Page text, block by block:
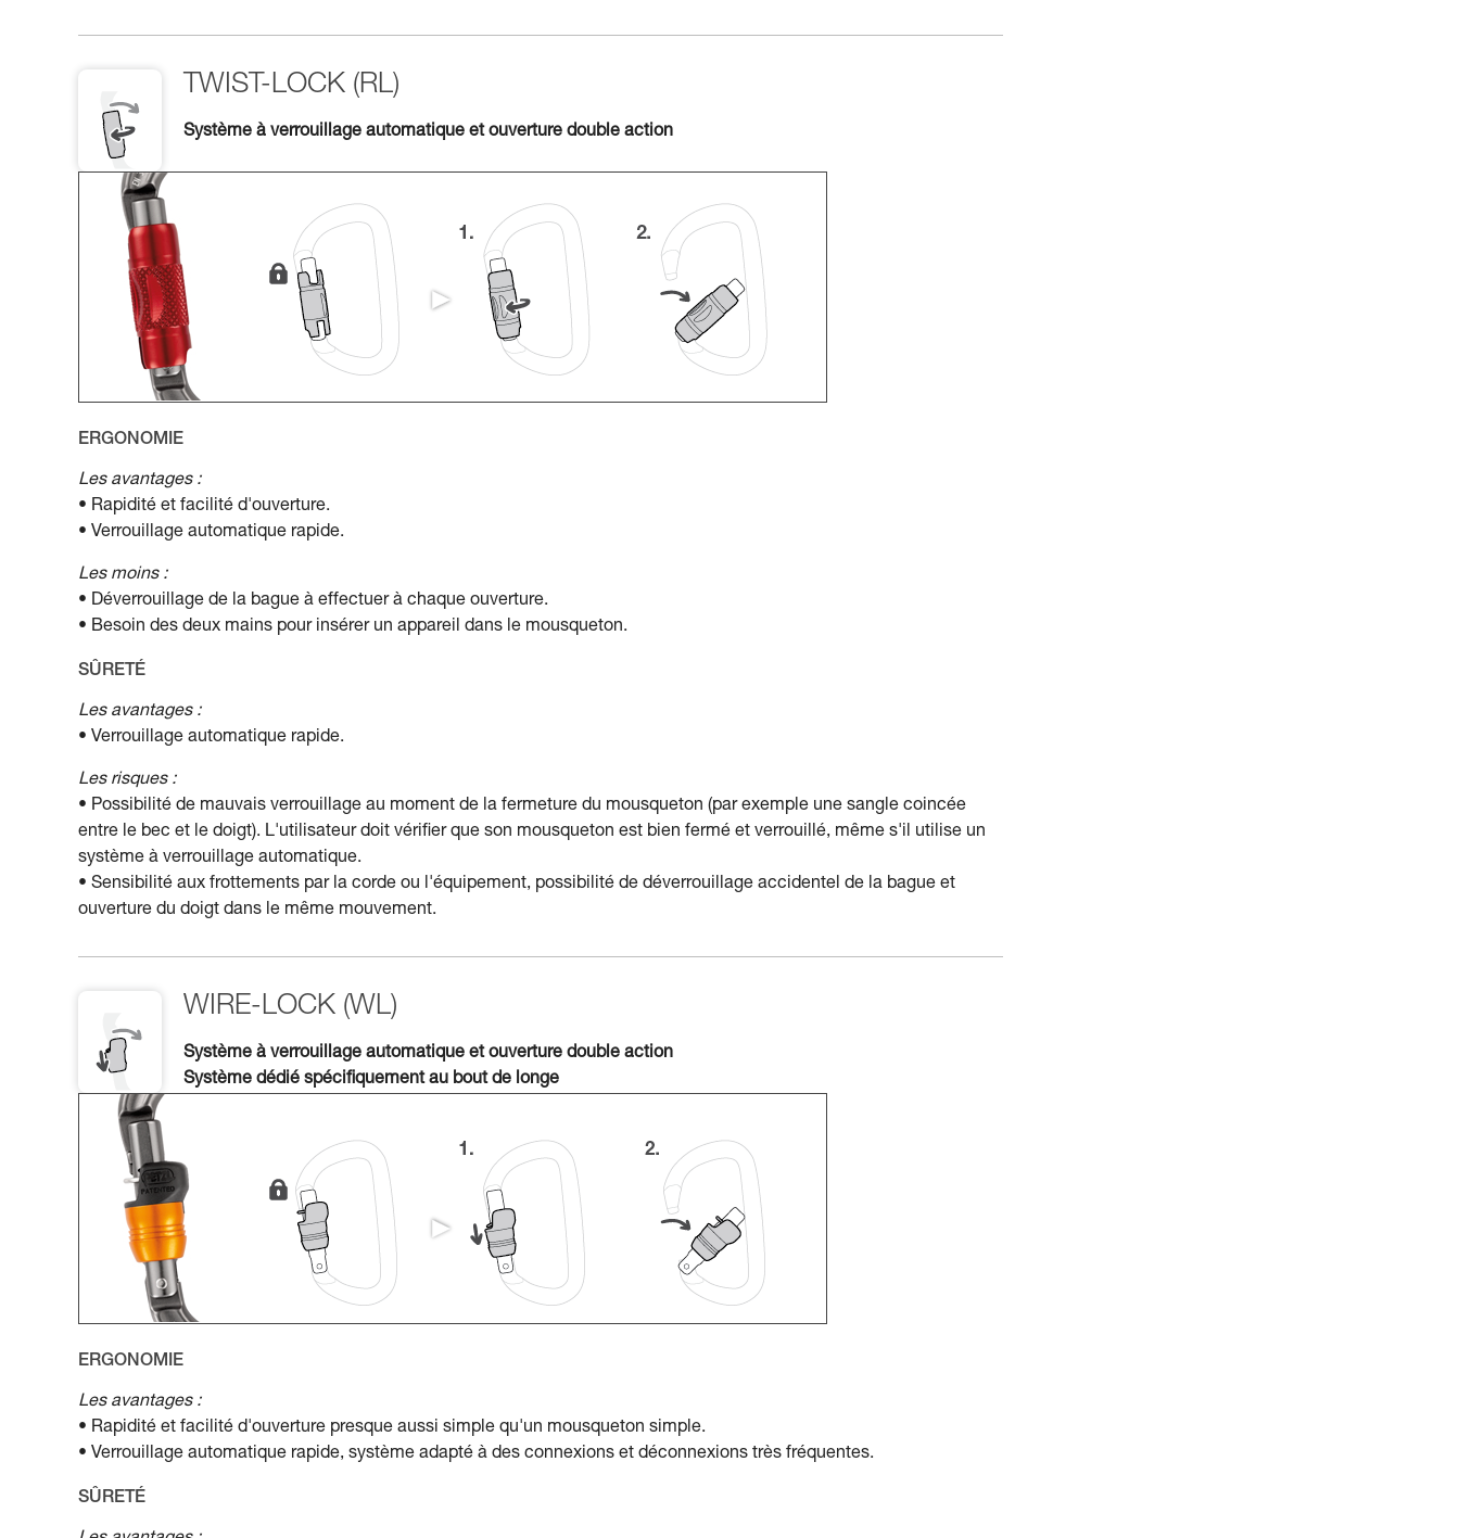
TWIST-LOCK (RL)
Système à verrouillage automatique et ouverture double action
ERGONOMIE
Les avantages :
• Rapidité et facilité d'ouverture.
• Verrouillage automatique rapide.
Les moins :
• Déverrouillage de la bague à effectuer à chaque ouverture.
• Besoin des deux mains pour insérer un appareil dans le mousqueton.
SÛRETÉ
Les avantages :
• Verrouillage automatique rapide.
Les risques :
• Possibilité de mauvais verrouillage au moment de la fermeture du mousqueton (par exemple une sangle coincée
entre le bec et le doigt). L'utilisateur doit vérifier que son mousqueton est bien fermé et verrouillé, même s'il utilise un
système à verrouillage automatique.
• Sensibilité aux frottements par la corde ou l'équipement, possibilité de déverrouillage accidentel de la bague et
ouverture du doigt dans le même mouvement.
WIRE-LOCK (WL)
Système à verrouillage automatique et ouverture double action
Système dédié spécifiquement au bout de longe
ERGONOMIE
Les avantages :
• Rapidité et facilité d'ouverture presque aussi simple qu'un mousqueton simple.
• Verrouillage automatique rapide, système adapté à des connexions et déconnexions très fréquentes.
SÛRETÉ